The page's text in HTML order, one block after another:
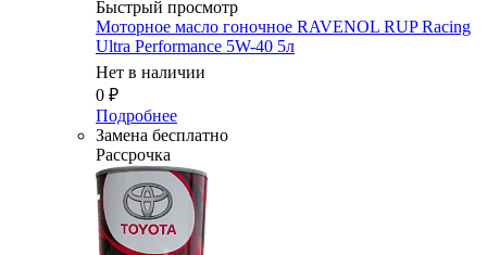
Быстрый просмотр
Моторное масло гоночное RAVENOL RUP Racing
Ultra Performance 5W-40 5л
Нет в наличии
0 ₽
Подробнее
Замена бесплатно
Рассрочка